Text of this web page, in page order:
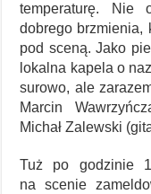
temperaturę. Nie
dobrego brzmienia,
pod sceną. Jako
lokalna kapela o
surowo, ale
Marcin
Michał Zalewski
Tuż po godzinie
na scenie